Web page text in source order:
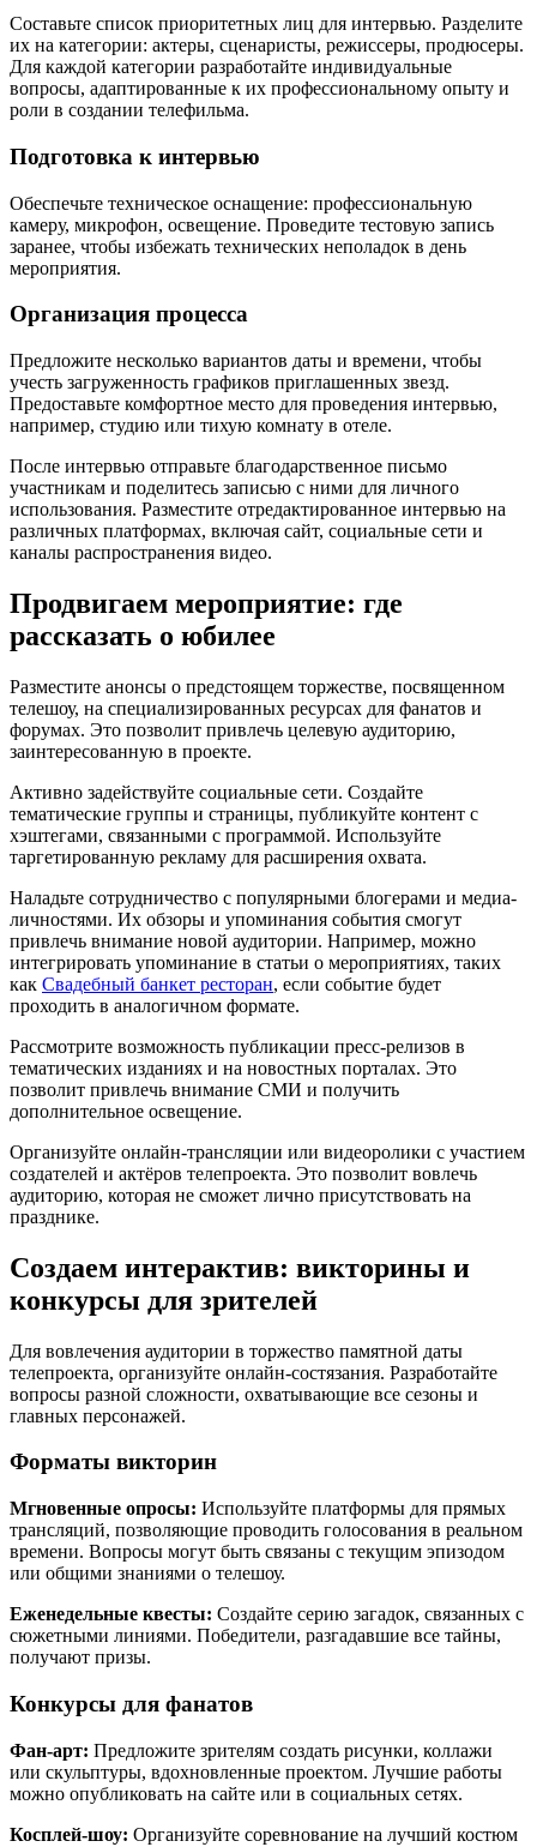
Составьте список приоритетных лиц для интервью. Разделите
их на категории: актеры, сценаристы, режиссеры, продюсеры.
Для каждой категории разработайте индивидуальные
вопросы, адаптированные к их профессиональному опыту и
роли в создании телефильма.
Подготовка к интервью
Обеспечьте техническое оснащение: профессиональную
камеру, микрофон, освещение. Проведите тестовую запись
заранее, чтобы избежать технических неполадок в день
мероприятия.
Организация процесса
Предложите несколько вариантов даты и времени, чтобы
учесть загруженность графиков приглашенных звезд.
Предоставьте комфортное место для проведения интервью,
например, студию или тихую комнату в отеле.
После интервью отправьте благодарственное письмо
участникам и поделитесь записью с ними для личного
использования. Разместите отредактированное интервью на
различных платформах, включая сайт, социальные сети и
каналы распространения видео.
Продвигаем мероприятие: где
рассказать о юбилее
Разместите анонсы о предстоящем торжестве, посвященном
телешоу, на специализированных ресурсах для фанатов и
форумах. Это позволит привлечь целевую аудиторию,
заинтересованную в проекте.
Активно задействуйте социальные сети. Создайте
тематические группы и страницы, публикуйте контент с
хэштегами, связанными с программой. Используйте
таргетированную рекламу для расширения охвата.
Наладьте сотрудничество с популярными блогерами и медиа-
личностями. Их обзоры и упоминания события смогут
привлечь внимание новой аудитории. Например, можно
интегрировать упоминание в статьи о мероприятиях, таких
как Свадебный банкет ресторан, если событие будет
проходить в аналогичном формате.
Рассмотрите возможность публикации пресс-релизов в
тематических изданиях и на новостных порталах. Это
позволит привлечь внимание СМИ и получить
дополнительное освещение.
Организуйте онлайн-трансляции или видеоролики с участием
создателей и актёров телепроекта. Это позволит вовлечь
аудиторию, которая не сможет лично присутствовать на
празднике.
Создаем интерактив: викторины и
конкурсы для зрителей
Для вовлечения аудитории в торжество памятной даты
телепроекта, организуйте онлайн-состязания. Разработайте
вопросы разной сложности, охватывающие все сезоны и
главных персонажей.
Форматы викторин
Мгновенные опросы: Используйте платформы для прямых
трансляций, позволяющие проводить голосования в реальном
времени. Вопросы могут быть связаны с текущим эпизодом
или общими знаниями о телешоу.
Еженедельные квесты: Создайте серию загадок, связанных с
сюжетными линиями. Победители, разгадавшие все тайны,
получают призы.
Конкурсы для фанатов
Фан-арт: Предложите зрителям создать рисунки, коллажи
или скульптуры, вдохновленные проектом. Лучшие работы
можно опубликовать на сайте или в социальных сетях.
Косплей-шоу: Организуйте соревнование на лучший костюм